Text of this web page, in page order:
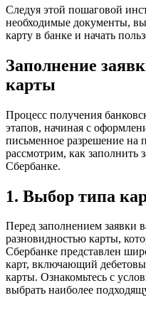
Следуя этой пошаговой
необходимые документы,
карту в банке и начать
Заполнение
карты
Процесс получения
этапов, начиная с
письменное разрешение на
рассмотрим, как заполнить
Сбербанке.
1. Выбор типа
Перед заполнением заявки
разновидностью карты,
Сбербанке представлен
карт, включающий
карты. Ознакомьтесь с
выбрать наиболее